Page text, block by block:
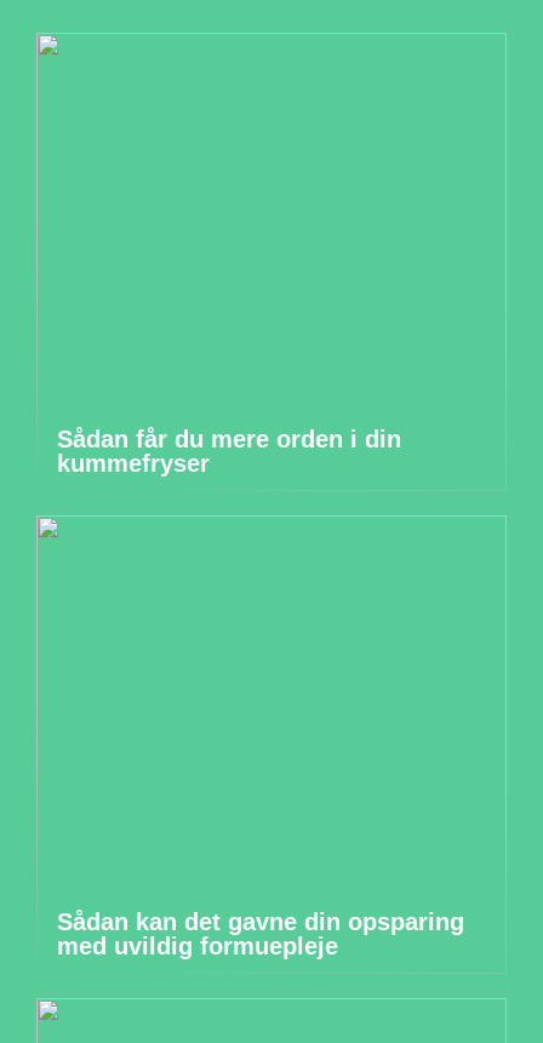
Sådan får du mere orden i din
kummefryser
Sådan kan det gavne din opsparing
med uvildig formuepleje